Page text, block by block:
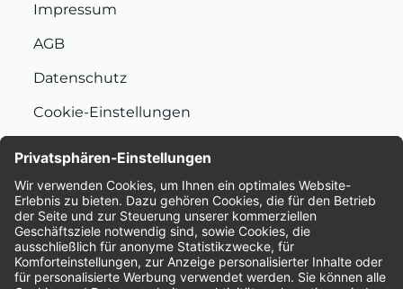
Impressum
AGB
Datenschutz
Cookie-Einstellungen
Bewertungen